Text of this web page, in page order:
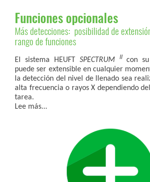
Funciones opcionales
Más detecciones: posibilidad de
rango de funciones
El sistema HEUFTSPECTRUM II con
puede ser extensible en cualquier
la detección del nivel de llenado sea
alta frecuencia o rayos X dependiendo
tarea.
Lee más...